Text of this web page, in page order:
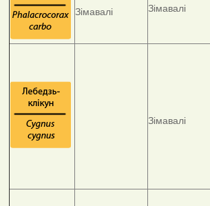
Зімавалі Зімавалі
Зімавалі